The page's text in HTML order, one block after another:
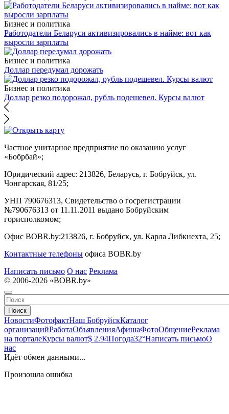
Бизнес и политика
Работодатели Беларуси активизировались в найме: вот как
выросли зарплаты
Бизнес и политика
Доллар передумал дорожать
Бизнес и политика
Доллар резко подорожал, рубль подешевел. Курсы валют
Частное унитарное предприятие по оказанию услуг
«Бобрбай»;
Юридический адрес: 213826, Беларусь, г. Бобруйск, ул.
Чонгарская, 81/25;
УНП 790676313, Свидетельство о госрегистрации
№790676313 от 11.11.2011 выдано Бобруйским
горисполкомом;
Офис BOBR.by:213826, г. Бобруйск, ул. Карла Либкнехта, 25;
Контактные телефоны офиса BOBR.by
Написать письмо О нас Реклама
© 2006-2026 «BOBR.by»
Поиск
НовостиФотофактНаш БобруйскКаталог
организацийРаботаОбъявленияАфишаФотоОбщениеРеклама
на порталеКурсы валют$ 2.94Погода32°Написать письмоО
нас
Идёт обмен данными...
Произошла ошибка